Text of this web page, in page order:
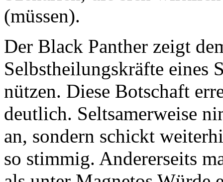
(müssen).
Der Black Panther zeigt
Selbstheilungskräfte eines
nützen. Diese Botschaft
deutlich. Seltsamerweise
an, sondern schickt
so stimmig. Andererseits